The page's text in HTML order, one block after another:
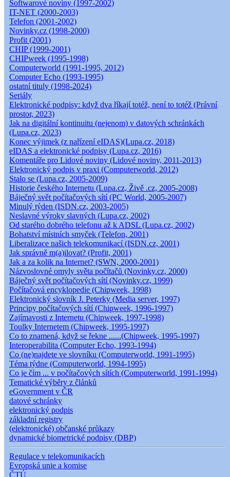
Softwarové noviny (1997-2002)
IT-NET (2000-2003)
Telefon (2001-2002)
Novinky.cz (1998-2000)
Profit (2001)
CHIP (1999-2001)
CHIPweek (1995-1998)
Computerworld (1991-1995, 2012)
Computer Echo (1993-1995)
ostatní tituly (1998-2024)
Seriály
Elektronické podpisy: když dva říkají totéž, není to totéž (Právní
prostor, 2023)
Jak na digitální kontinuitu (nejenom) v datových schránkách
(Lupa.cz, 2023)
Konec výjimek (z nařízení eIDAS)(Lupa.cz, 2018)
eIDAS a elektronické podpisy (Lupa.cz, 2016)
Komentáře pro Lidové noviny (Lidové noviny, 2011-2013)
Elektronický podpis v praxi (Computerworld, 2012)
Stalo se (Lupa.cz, 2005-2009)
Historie českého Internetu (Lupa.cz, Živě .cz, 2005-2008)
Báječný svět počítačových sítí (PC World, 2005-2007)
Minulý týden (ISDN.cz, 2003-2005)
Neslavné výroky slavných (Lupa.cz, 2002)
Od starého dobrého telefonu až k ADSL (Lupa.cz, 2002)
Bohatství místních smyček (Telefon, 2001)
Liberalizace našich telekomunikací (ISDN.cz, 2001)
Jak správně m(a)ilovat? (Profit, 2001)
Jak a za kolik na Internet? (SWN, 2000-2001)
Názvoslovné omyly světa počítačů (Novinky.cz, 2000)
Báječný svět počítačových sítí (Novinky.cz, 1999)
Počítačová encyklopedie (Chipweek, 1998)
Elektronický slovník J. Peterky (Media server, 1997)
Principy počítačových sítí (Chipweek, 1996-1997)
Zajímavosti z Internetu (Chipweek, 1997-1998)
Toulky Internetem (Chipweek, 1995-1997)
Co to znamená, když se řekne ......(Chipweek, 1995-1997)
Interoperabilita (Computer Echo, 1993-1994)
Co (ne)najdete ve slovníku (Computerworld, 1991-1995)
Téma týdne (Computerworld, 1994-1995)
Co je čím ... v počítačových sítích (Computerworld, 1991-1994)
Tematické výběry z článků
eGovernment v ČR
datové schránky
elektronický podpis
základní registry
(elektronické) občanské průkazy
dynamické biometrické podpisy (DBP)
Regulace v telekomunikacích
Evropská unie a komise
ČTÚ